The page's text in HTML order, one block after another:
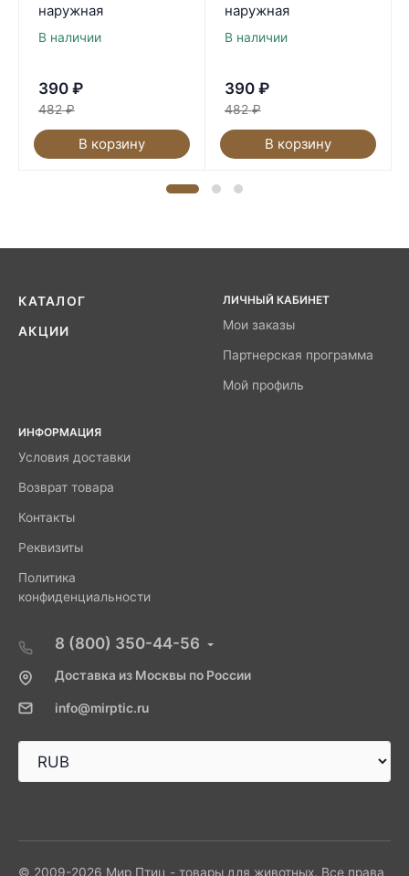
наружная
В наличии
390 ₽
482 ₽
В корзину
наружная
В наличии
390 ₽
482 ₽
В корзину
КАТАЛОГ
АКЦИИ
ЛИЧНЫЙ КАБИНЕТ
Мои заказы
Партнерская программа
Мой профиль
ИНФОРМАЦИЯ
Условия доставки
Возврат товара
Контакты
Реквизиты
Политика
конфиденциальности
8 (800) 350-44-56
Доставка из Москвы по России
info@mirptic.ru
© 2009-2026 Мир Птиц - товары для животных. Все права